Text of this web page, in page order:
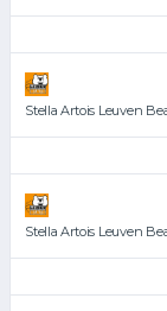
Stella Artois Leuven
Stella Artois Leuven